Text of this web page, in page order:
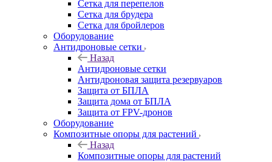
Сетка для перепелов
Сетка для брудера
Сетка для бройлеров
Оборудование
Антидроновые сетки
Назад
Антидроновые сетки
Антидроновая защита резервуаров
Защита от БПЛА
Защита дома от БПЛА
Защита от FPV-дронов
Оборудование
Композитные опоры для растений
Назад
Композитные опоры для растений